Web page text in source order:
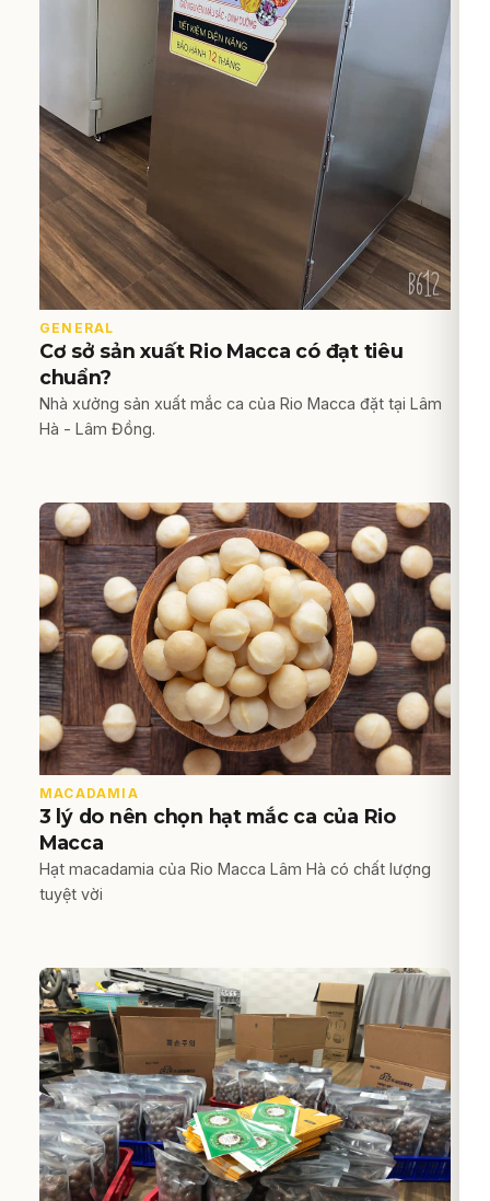
GENERAL
Cơ sở sản xuất Rio Macca có đạt tiêu
chuẩn?
Nhà xưởng sản xuất mắc ca của Rio Macca đặt tại Lâm
Hà - Lâm Đồng.
MACADAMIA
3 lý do nên chọn hạt mắc ca của Rio
Macca
Hạt macadamia của Rio Macca Lâm Hà có chất lượng
tuyệt vời